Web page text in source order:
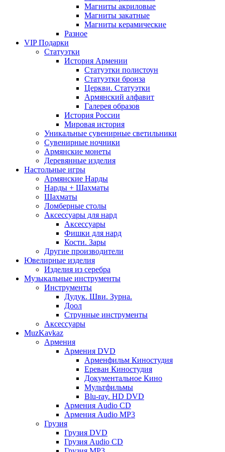
Магниты акриловые
Магниты закатные
Магниты керамические
Разное
VIP Подарки
Статуэтки
История Армении
Статуэтки полистоун
Статуэтки бронза
Церкви. Статуэтки
Армянский алфавит
Галерея образов
История России
Мировая история
Уникальные сувенирные светильники
Сувенирные ночники
Армянские монеты
Деревянные изделия
Настольные игры
Армянские Нарды
Нарды + Шахматы
Шахматы
Ломберные столы
Аксессуары для нард
Аксессуары
Фишки для нард
Кости. Зары
Другие производители
Ювелирные изделия
Изделия из серебра
Музыкальные инструменты
Инструменты
Дудук. Шви. Зурна.
Доол
Струнные инструменты
Аксессуары
MuzKavkaz
Армения
Армения DVD
Арменфильм Киностудия
Ереван Киностудия
Документальное Кино
Мультфильмы
Blu-ray. HD DVD
Армения Audio CD
Армения Audio MP3
Грузия
Грузия DVD
Грузия Audio CD